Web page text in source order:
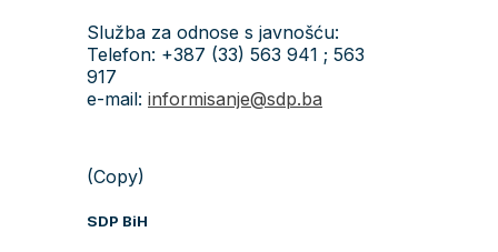
Služba za odnose s javnošću:
Telefon: +387 (33) 563 941 ; 563
917
e-mail: informisanje@sdp.ba
(Copy)
SDP BiH